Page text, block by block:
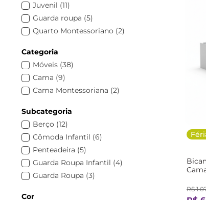
Juvenil (11)
Guarda roupa (5)
Quarto Montessoriano (2)
Categoria
Móveis (38)
Cama (9)
Cama Montessoriana (2)
Subcategoria
Berço (12)
Cômoda Infantil (6)
Penteadeira (5)
Guarda Roupa Infantil (4)
Guarda Roupa (3)
Cor
R$ 1.